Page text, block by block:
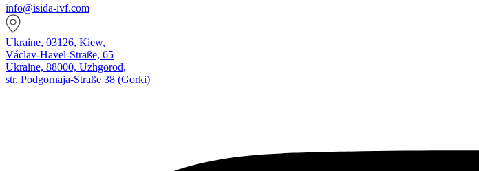
info@isida-ivf.com
Ukraine, 03126, Kiew,
Václav-Havel-Straße, 65
Ukraine, 88000, Uzhgorod,
str. Podgornaja-Straße 38 (Gorki)